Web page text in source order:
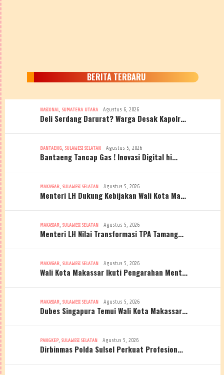
BERITA TERBARU
NASIONAL, SUMATERA UTARA Agustus 6, 2026
Deli Serdang Darurat? Warga Desak Kapolr…
BANTAENG, SULAWESI SELATAN Agustus 5, 2026
Bantaeng Tancap Gas ! Inovasi Digital hi…
MAKASSAR, SULAWESI SELATAN Agustus 5, 2026
Menteri LH Dukung Kebijakan Wali Kota Ma…
MAKASSAR, SULAWESI SELATAN Agustus 5, 2026
Menteri LH Nilai Transformasi TPA Tamang…
MAKASSAR, SULAWESI SELATAN Agustus 5, 2026
Wali Kota Makassar Ikuti Pengarahan Ment…
MAKASSAR, SULAWESI SELATAN Agustus 5, 2026
Dubes Singapura Temui Wali Kota Makassar…
PANGKEP, SULAWESI SELATAN Agustus 5, 2026
Dirbinmas Polda Sulsel Perkuat Profesion…